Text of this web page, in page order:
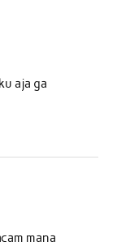
aja ga
mana